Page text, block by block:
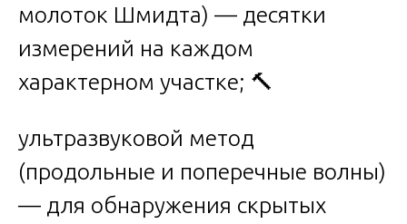
молоток Шмидта) — десятки
измерений на каждом
характерном участке; 🔨
ультразвуковой метод
(продольные и поперечные волны)
— для обнаружения скрытых